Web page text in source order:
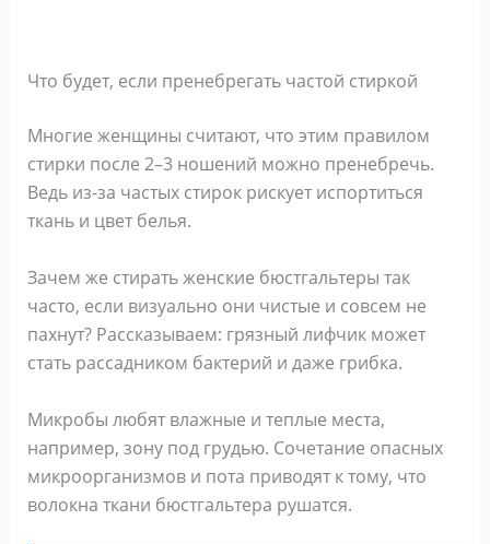
Что будет, если пренебрегать частой стиркой
Многие женщины считают, что этим правилом
стирки после 2–3 ношений можно пренебречь.
Ведь из-за частых стирок рискует испортиться
ткань и цвет белья.
Зачем же стирать женские бюстгальтеры так
часто, если визуально они чистые и совсем не
пахнут? Рассказываем: грязный лифчик может
стать рассадником бактерий и даже грибка.
Микробы любят влажные и теплые места,
например, зону под грудью. Сочетание опасных
микроорганизмов и пота приводят к тому, что
волокна ткани бюстгальтера рушатся.